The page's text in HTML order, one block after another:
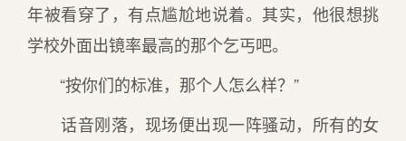
年被看穿了，有点尴尬地说着。其实，他很想挑
学校外面出镜率最高的那个乞丐吧。
“按你们的标准，那个人怎么样？”
话音刚落，现场便出现一阵骚动，所有的女